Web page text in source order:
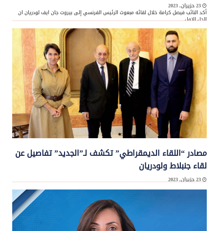
أكد النائب فيصل كرامة خلال لقائه مبعوث الرئيس الفرنسي إلى بيروت جان ايف لودريان ان
الحل الاول ...
مصادر “اللقاء الديمقراطي” تكشف لـ”الجديد” تفاصيل عن
لقاء جنبلاط ولودريان
23 حزيران, 2023